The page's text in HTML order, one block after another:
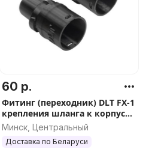
60 р.
Фитинг (переходник) DLT FX-1
крепления шланга к корпусу
пылесоса Karcher с адаптером,
арт.5108
Минск, Центральный
Доставка по Беларуси